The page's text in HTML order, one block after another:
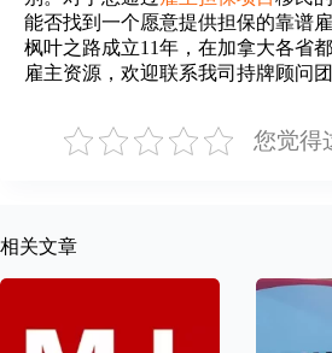
能否找到一个愿意提供担保的靠谱
枫叶之路成立11年，在加拿大各省
雇主资源，欢迎联系我司持牌顾问团
您觉得
相关文章